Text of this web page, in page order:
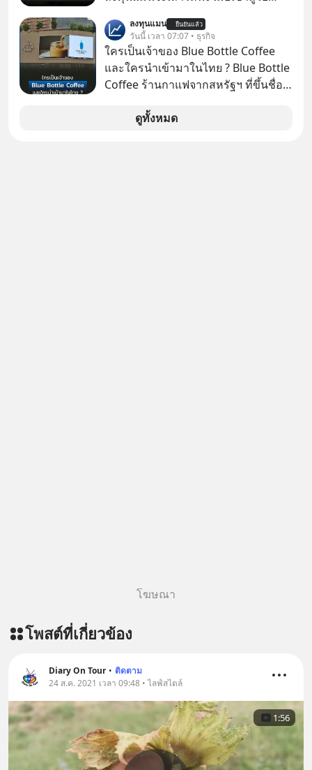
ภาษี หลายคนมักได้รับคำแนะนำให้
ลงทุนใน RMF เพราะนอกจากจะช่วยลด
หย่อนภาษีได้แล้ว ยังเป็นโอกาสในการ
สร้างความมั่งคั่งระยะยาว แต่น้อยคน
อะไรบ้าง ควรดู ตรงไหน ทำอย่างไร ถึง
จะดีกับเรา แล้วเราควรรู้ข้อมูลอะไร
ลงทุนแมน ยืนยันแล้ว
วันนี้ เวลา 07:07 • ธุรกิจ
ใครเป็นเจ้าของ Blue Bottle Coffee
และใครนำเข้ามาในไทย ? Blue Bottle
Coffee ร้านกาแฟจากสหรัฐฯ ที่ขึ้นชื่อ
แรกในประเทศไทย ที่ Central Park
ดูทั้งหมด
โฆษณา
โพสต์ที่เกี่ยวข้อง
Diary On Tour • ติดตาม
24 ส.ค. 2021 เวลา 09:48 • ไลฟ์สไตล์
1:56